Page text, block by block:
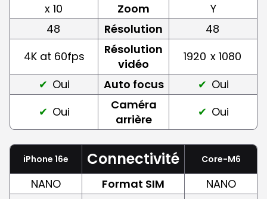
x 10 Zoom
Y
48
Résolution
48
4K at 60fps
Résolution
vidéo
1920 x 1080
Oui
Auto focus
Oui
Oui
Caméra
arrière
Oui
iPhone 16e Connectivité Core-M6
NANO Format SIM
NANO